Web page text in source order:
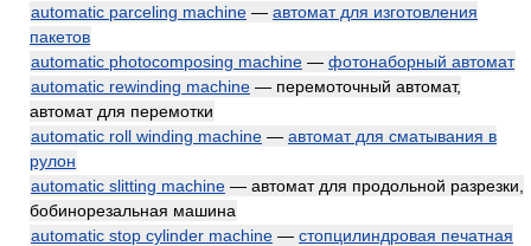
automatic parceling machine — автомат для изготовления
пакетов
automatic photocomposing machine — фотонаборный автомат
automatic rewinding machine — перемоточный автомат,
автомат для перемотки
automatic roll winding machine — автомат для сматывания в
рулон
automatic slitting machine — автомат для продольной разрезки,
бобинорезальная машина
automatic stop cylinder machine — стопцилиндровая печатная